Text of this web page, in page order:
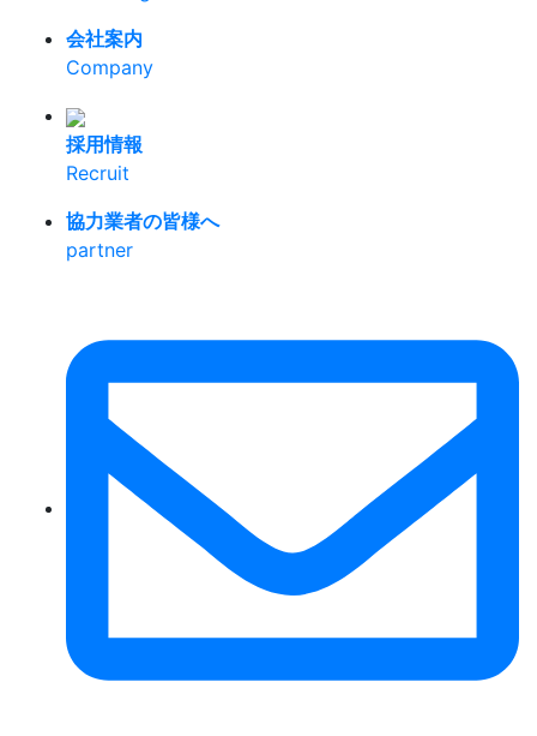
会社案内
Company
採用情報
Recruit
協力業者の皆様へ
partner